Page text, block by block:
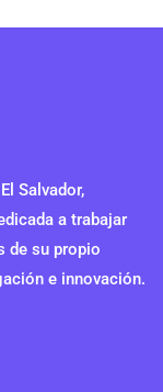
Salvador,
a trabajar
de su propio
e innovación.